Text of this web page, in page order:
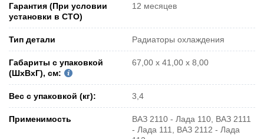
Гарантия (При условии
установки в СТО)
12 месяцев
Тип детали Радиаторы охлаждения
Габариты с упаковкой
(ШxВxГ), см:
67,00 х 41,00 х 8,00
Вес с упаковкой (кг): 3,4
Применимость
ВАЗ 2110 - Лада 110, ВАЗ 2111
- Лада 111, ВАЗ 2112 - Лада